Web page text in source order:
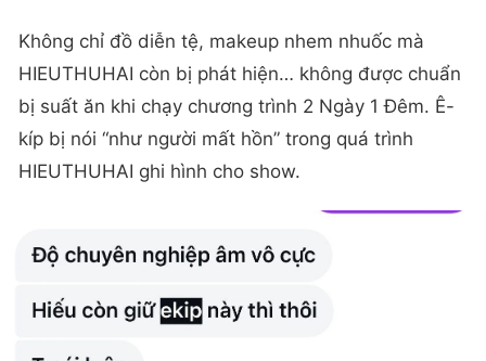
Không chỉ đồ diễn tệ, makeup nhem nhuốc mà
HIEUTHUHAI còn bị phát hiện… không được chuẩn
bị suất ăn khi chạy chương trình 2 Ngày 1 Đêm. Ê-
kíp bị nói “như người mất hồn” trong quá trình
HIEUTHUHAI ghi hình cho show.